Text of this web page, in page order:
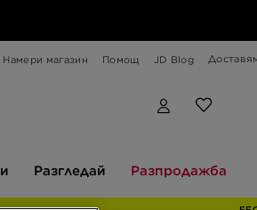
Намери магазин Помощ JD Blog
Разгледай Разпродажба